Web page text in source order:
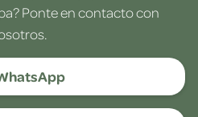
Ponte en contacto con